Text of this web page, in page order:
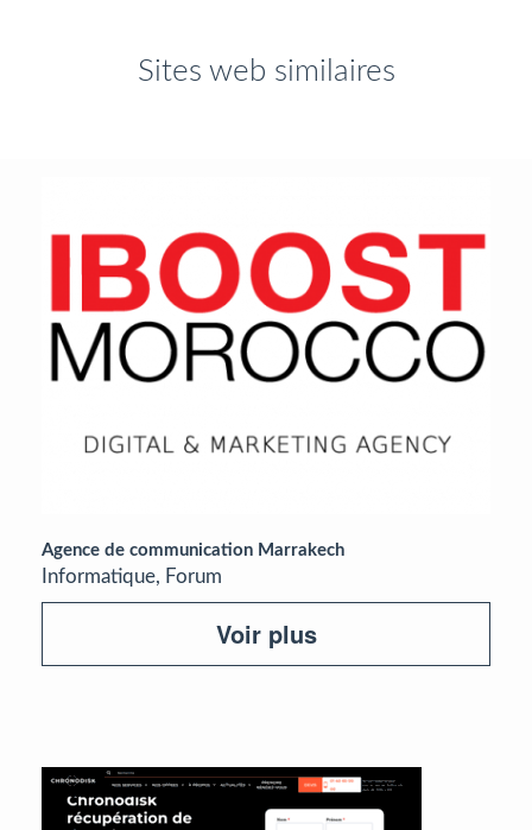
Sites web similaires
Agence de communication Marrakech
Informatique, Forum
Voir plus